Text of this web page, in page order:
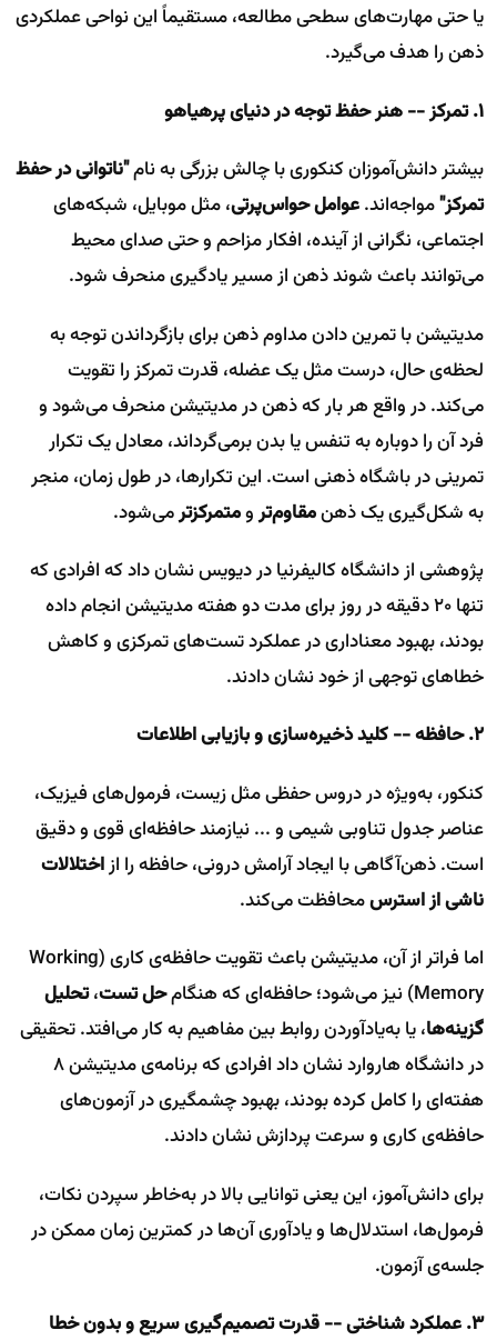
یا حتی مهارت‌های سطحی مطالعه، مستقیماً این نواحی عملکردی
ذهن را هدف می‌گیرد.
۱. تمرکز -- هنر حفظ توجه در دنیای پرهیاهو
بیشتر دانش‌آموزان کنکوری با چالش بزرگی به نام"ناتوانی در حفظ
تمرکز"مواجه‌اند.عوامل حواس‌پرتی، مثل موبایل، شبکه‌های
اجتماعی، نگرانی از آینده، افکار مزاحم و حتی صدای محیط
می‌توانند باعث شوند ذهن از مسیر یادگیری منحرف شود.
مدیتیشن با تمرین دادن مداوم ذهن برای بازگرداندن توجه به
لحظه‌ی حال، درست مثل یک عضله، قدرت تمرکز را تقویت
می‌کند. در واقع هر بار که ذهن در مدیتیشن منحرف می‌شود و
فرد آن را دوباره به تنفس یا بدن برمی‌گرداند، معادل یک تکرار
تمرینی در باشگاه ذهنی است. این تکرارها، در طول زمان، منجر
به شکل‌گیری یک ذهنمقاوم‌ترومتمرکزترمی‌شود.
پژوهشی از دانشگاه کالیفرنیا در دیویس نشان داد که افرادی که
تنها ۲۰ دقیقه در روز برای مدت دو هفته مدیتیشن انجام داده
بودند، بهبود معناداری در عملکرد تست‌های تمرکزی و کاهش
خطاهای توجهی از خود نشان دادند.
۲. حافظه -- کلید ذخیره‌سازی و بازیابی اطلاعات
کنکور، به‌ویژه در دروس حفظی مثل زیست، فرمول‌های فیزیک،
عناصر جدول تناوبی شیمی و ... نیازمند حافظه‌ای قوی و دقیق
است. ذهن‌آگاهی با ایجاد آرامش درونی، حافظه را ازاختلالات
ناشی از استرسمحافظت می‌کند.
اما فراتر از آن، مدیتیشن باعث تقویت حافظه‌ی کاری (Working
Memory) نیز می‌شود؛ حافظه‌ای که هنگام
حل تست،تحلیل
گزینه‌ها، یا به‌یادآوردن روابط بین مفاهیم به کار می‌افتد. تحقیقی
در دانشگاه هاروارد نشان داد افرادی که برنامه‌ی مدیتیشن ۸
هفته‌ای را کامل کرده بودند، بهبود چشمگیری در آزمون‌های
حافظه‌ی کاری و سرعت پردازش نشان دادند.
برای دانش‌آموز، این یعنی توانایی بالا در به‌خاطر سپردن نکات،
فرمول‌ها، استدلال‌ها و یادآوری آن‌ها در کمترین زمان ممکن در
جلسه‌ی آزمون.
۳. عملکرد شناختی -- قدرت تصمیم‌گیری سریع و بدون خطا